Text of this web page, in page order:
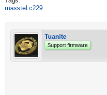
masstel c229
Tuanlte
Support firmware